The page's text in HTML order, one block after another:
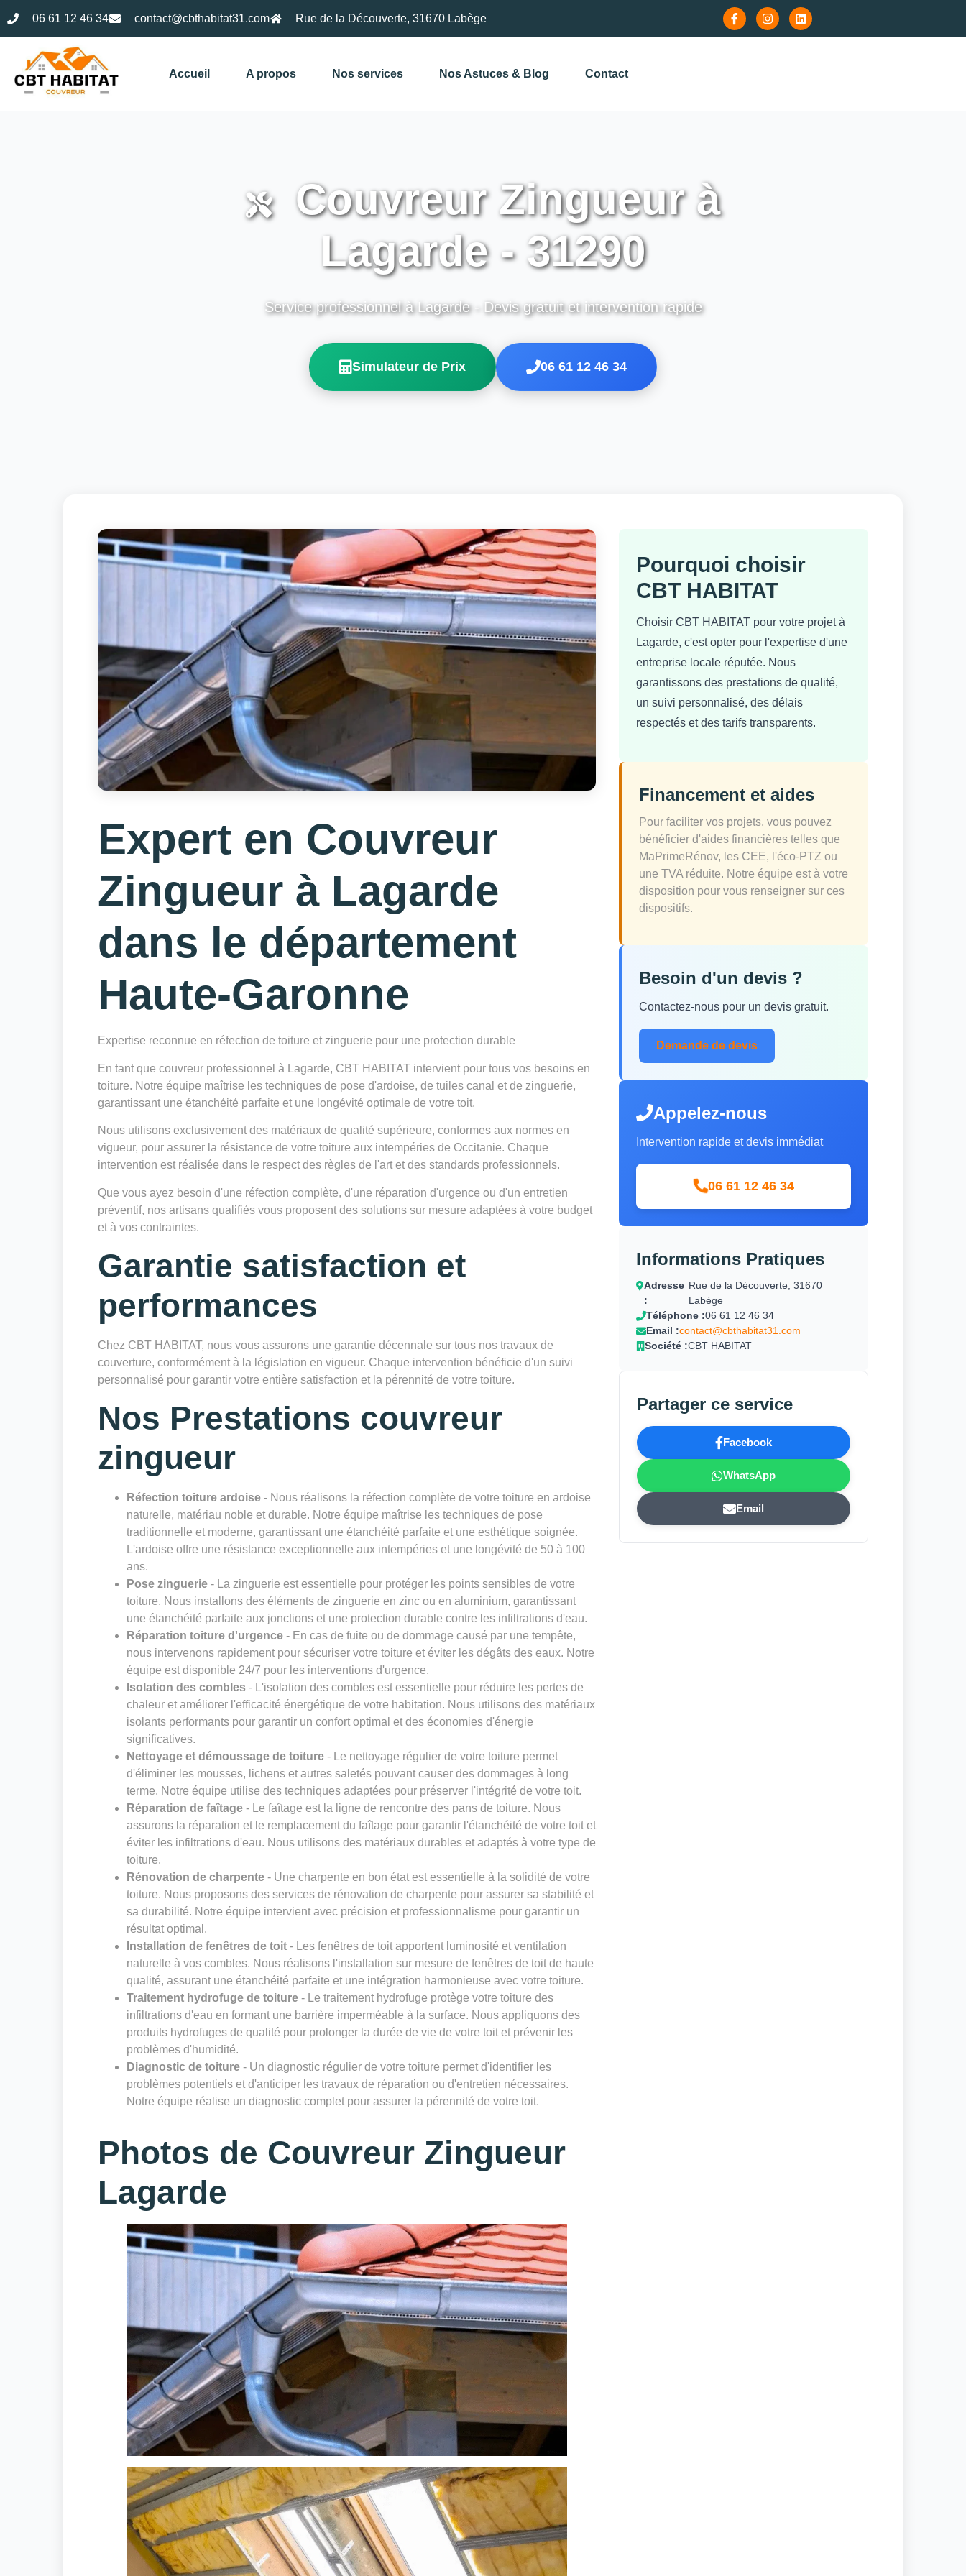
06 61 12 46 34 contact@cbthabitat31.com Rue de la Découverte, 31670 Labège
Accueil A propos Nos services Nos Astuces & Blog Contact
Couvreur Zingueur à
Lagarde - 31290
Service professionnel à Lagarde - Devis gratuit et intervention rapide
Simulateur de Prix 06 61 12 46 34
Expert en Couvreur
Zingueur à Lagarde
dans le département
Haute-Garonne
Expertise reconnue en réfection de toiture et zinguerie pour une protection durable
En tant que couvreur professionnel à Lagarde, CBT HABITAT intervient pour tous vos besoins en
toiture. Notre équipe maîtrise les techniques de pose d'ardoise, de tuiles canal et de zinguerie,
garantissant une étanchéité parfaite et une longévité optimale de votre toit.
Nous utilisons exclusivement des matériaux de qualité supérieure, conformes aux normes en
vigueur, pour assurer la résistance de votre toiture aux intempéries de Occitanie. Chaque
intervention est réalisée dans le respect des règles de l'art et des standards professionnels.
Que vous ayez besoin d'une réfection complète, d'une réparation d'urgence ou d'un entretien
préventif, nos artisans qualifiés vous proposent des solutions sur mesure adaptées à votre budget
et à vos contraintes.
Garantie satisfaction et
performances
Chez CBT HABITAT, nous vous assurons une garantie décennale sur tous nos travaux de
couverture, conformément à la législation en vigueur. Chaque intervention bénéficie d'un suivi
personnalisé pour garantir votre entière satisfaction et la pérennité de votre toiture.
Nos Prestations couvreur
zingueur
Réfection toiture ardoise - Nous réalisons la réfection complète de votre toiture en ardoise
naturelle, matériau noble et durable. Notre équipe maîtrise les techniques de pose
traditionnelle et moderne, garantissant une étanchéité parfaite et une esthétique soignée.
L'ardoise offre une résistance exceptionnelle aux intempéries et une longévité de 50 à 100
ans.
Pose zinguerie - La zinguerie est essentielle pour protéger les points sensibles de votre
toiture. Nous installons des éléments de zinguerie en zinc ou en aluminium, garantissant
une étanchéité parfaite aux jonctions et une protection durable contre les infiltrations d'eau.
Réparation toiture d'urgence - En cas de fuite ou de dommage causé par une tempête,
nous intervenons rapidement pour sécuriser votre toiture et éviter les dégâts des eaux. Notre
équipe est disponible 24/7 pour les interventions d'urgence.
Isolation des combles - L'isolation des combles est essentielle pour réduire les pertes de
chaleur et améliorer l'efficacité énergétique de votre habitation. Nous utilisons des matériaux
isolants performants pour garantir un confort optimal et des économies d'énergie
significatives.
Nettoyage et démoussage de toiture - Le nettoyage régulier de votre toiture permet
d'éliminer les mousses, lichens et autres saletés pouvant causer des dommages à long
terme. Notre équipe utilise des techniques adaptées pour préserver l'intégrité de votre toit.
Réparation de faîtage - Le faîtage est la ligne de rencontre des pans de toiture. Nous
assurons la réparation et le remplacement du faîtage pour garantir l'étanchéité de votre toit et
éviter les infiltrations d'eau. Nous utilisons des matériaux durables et adaptés à votre type de
toiture.
Rénovation de charpente - Une charpente en bon état est essentielle à la solidité de votre
toiture. Nous proposons des services de rénovation de charpente pour assurer sa stabilité et
sa durabilité. Notre équipe intervient avec précision et professionnalisme pour garantir un
résultat optimal.
Installation de fenêtres de toit - Les fenêtres de toit apportent luminosité et ventilation
naturelle à vos combles. Nous réalisons l'installation sur mesure de fenêtres de toit de haute
qualité, assurant une étanchéité parfaite et une intégration harmonieuse avec votre toiture.
Traitement hydrofuge de toiture - Le traitement hydrofuge protège votre toiture des
infiltrations d'eau en formant une barrière imperméable à la surface. Nous appliquons des
produits hydrofuges de qualité pour prolonger la durée de vie de votre toit et prévenir les
problèmes d'humidité.
Diagnostic de toiture - Un diagnostic régulier de votre toiture permet d'identifier les
problèmes potentiels et d'anticiper les travaux de réparation ou d'entretien nécessaires.
Notre équipe réalise un diagnostic complet pour assurer la pérennité de votre toit.
Photos de Couvreur Zingueur
Lagarde
Pourquoi choisir
CBT HABITAT
Choisir CBT HABITAT pour votre projet à
Lagarde, c'est opter pour l'expertise d'une
entreprise locale réputée. Nous
garantissons des prestations de qualité,
un suivi personnalisé, des délais
respectés et des tarifs transparents.
Financement et aides
Pour faciliter vos projets, vous pouvez
bénéficier d'aides financières telles que
MaPrimeRénov, les CEE, l'éco-PTZ ou
une TVA réduite. Notre équipe est à votre
disposition pour vous renseigner sur ces
dispositifs.
Besoin d'un devis ?
Contactez-nous pour un devis gratuit.
Demande de devis
Appelez-nous
Intervention rapide et devis immédiat
06 61 12 46 34
Informations Pratiques
Adresse
:
Rue de la Découverte, 31670
Labège
Téléphone :06 61 12 46 34
Email :contact@cbthabitat31.com
Société :CBT HABITAT
Partager ce service
Facebook
WhatsApp
Email